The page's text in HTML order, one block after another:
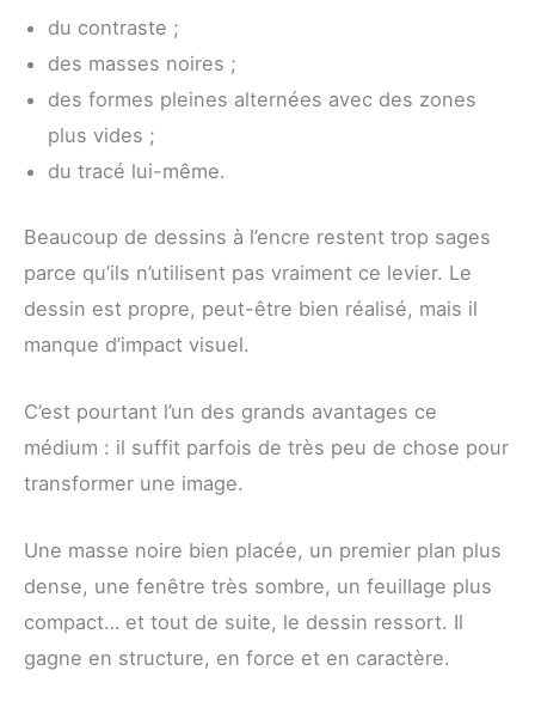
du contraste ;
des masses noires ;
des formes pleines alternées avec des zones
plus vides ;
du tracé lui-même.
Beaucoup de dessins à l’encre restent trop sages
parce qu’ils n’utilisent pas vraiment ce levier. Le
dessin est propre, peut-être bien réalisé, mais il
manque d’impact visuel.
C’est pourtant l’un des grands avantages ce
médium : il suffit parfois de très peu de chose pour
transformer une image.
Une masse noire bien placée, un premier plan plus
dense, une fenêtre très sombre, un feuillage plus
compact… et tout de suite, le dessin ressort. Il
gagne en structure, en force et en caractère.